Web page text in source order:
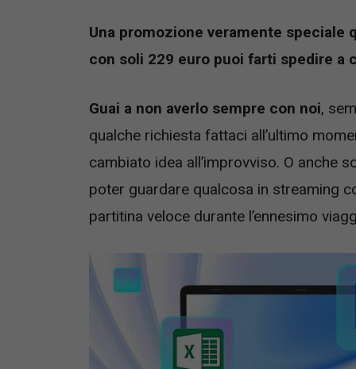
Una promozione veramente speciale
con soli 229 euro puoi farti spedire a
Guai a non averlo sempre con noi,
qualche richiesta fattaci all’ultimo
cambiato idea all’improvviso. O anche
poter guardare qualcosa in streaming
partitina veloce durante l’ennesimo